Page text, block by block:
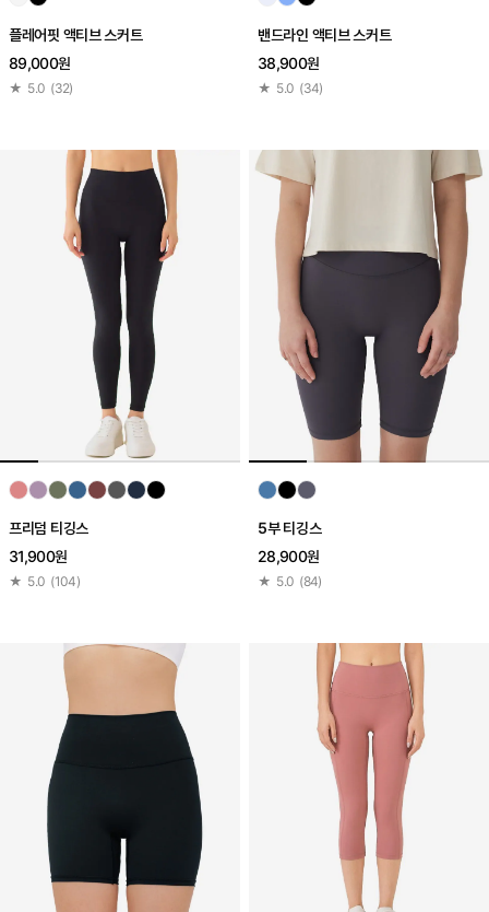
플레어핏 액티브 스커트
89,000원
★ 5.0 (32)
밴드라인 액티브 스커트
38,900원
★ 5.0 (34)
프리덤 티깅스
31,900원
★ 5.0 (104)
5부 티깅스
28,900원
★ 5.0 (84)